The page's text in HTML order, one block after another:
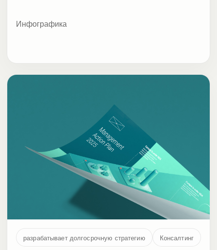
Инфографика
разрабатывает долгосрочную стратегию Консалтинг